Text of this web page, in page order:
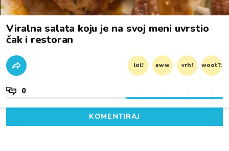
Viralna salata koju je na svoj meni uvrstio
čak i restoran
lol! aww vrh! woot?!
0
KOMENTIRAJ